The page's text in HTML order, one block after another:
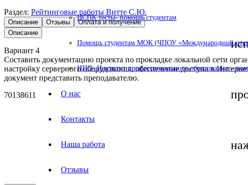
НСПК тесты- помощь студентам
Помощь студентам МОК (ЧПОУ «Международный
ИПО- Институт профессионального образования –
О нас
Контакты
Наша работа
Отзывы
Раздел: Рейтинговые работы Витте С.Ю.
Описание Отзывы
Оплата и получение
Описание
Вариант 4
Составить документацию проекта по прокладке локальной сети
настройку серверного оборудования, обеспечение доступа в
документ представить преподавателю.
70138611